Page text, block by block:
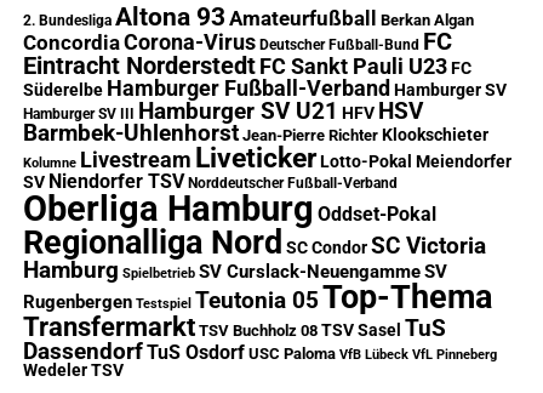
2. Bundesliga Altona 93 Amateurfußball Berkan Algan
ConcordiaCorona-Virus Deutscher Fußball-Bund FC
Eintracht Norderstedt FC Sankt Pauli U23 FC
Süderelbe Hamburger Fußball-Verband Hamburger SV
Hamburger SV III Hamburger SV U21 HFV HSV
Barmbek-Uhlenhorst Jean-Pierre Richter Klookschieter
Kolumne Livestream Liveticker Lotto-Pokal Meiendorfer
SV Niendorfer TSV Norddeutscher Fußball-Verband
Oberliga Hamburg Oddset-Pokal
Regionalliga Nord SC Condor SC Victoria
Hamburg Spielbetrieb SV Curslack-NeuengammeSV
Rugenbergen Testspiel Teutonia 05Top-Thema
Transfermarkt TSV Buchholz 08 TSV Sasel TuS
DassendorfTuS Osdorf USC Paloma VfB Lübeck VfL Pinneberg
Wedeler TSV